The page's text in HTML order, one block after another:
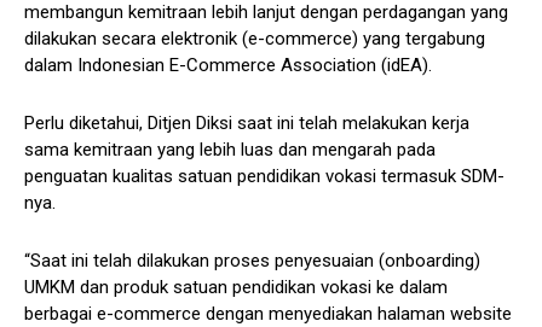
membangun kemitraan lebih lanjut dengan perdagangan yang
dilakukan secara elektronik (e-commerce) yang tergabung
dalam Indonesian E-Commerce Association (idEA).
Perlu diketahui, Ditjen Diksi saat ini telah melakukan kerja
sama kemitraan yang lebih luas dan mengarah pada
penguatan kualitas satuan pendidikan vokasi termasuk SDM-
nya.
“Saat ini telah dilakukan proses penyesuaian (onboarding)
UMKM dan produk satuan pendidikan vokasi ke dalam
berbagai e-commerce dengan menyediakan halaman website